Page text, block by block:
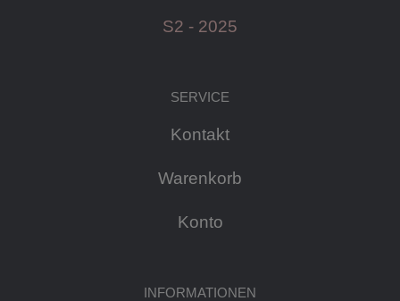
S2 - 2025
SERVICE
Kontakt
Warenkorb
Konto
INFORMATIONEN